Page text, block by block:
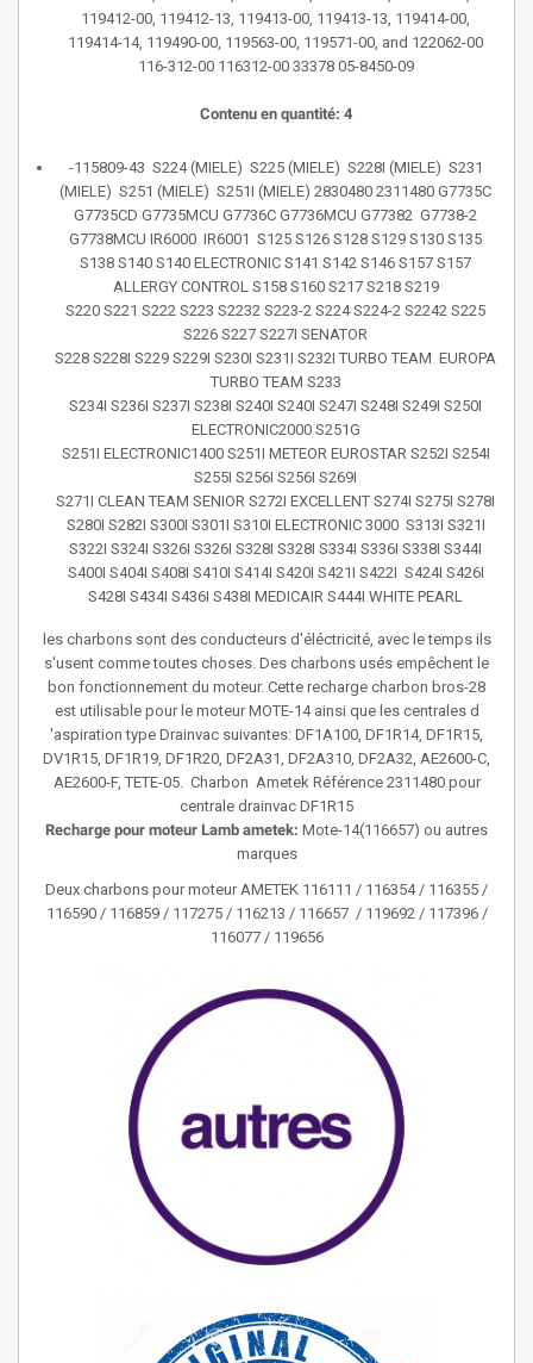
119412-00, 119412-13, 119413-00, 119413-13, 119414-00,
119414-14, 119490-00, 119563-00, 119571-00, and 122062-00
116-312-00 116312-00 33378 05-8450-09
Contenu en quantité: 4
-115809-43 S224 (MIELE) S225 (MIELE) S228I (MIELE) S231
(MIELE) S251 (MIELE) S251I (MIELE) 2830480 2311480 G7735C
G7735CD G7735MCU G7736C G7736MCU G77382 G7738-2
G7738MCU IR6000 IR6001 S125 S126 S128 S129 S130 S135
S138 S140 S140 ELECTRONIC S141 S142 S146 S157 S157
ALLERGY CONTROL S158 S160 S217 S218 S219
S220 S221 S222 S223 S2232 S223-2 S224 S224-2 S2242 S225
S226 S227 S227I SENATOR
S228 S228I S229 S229I S230I S231I S232I TURBO TEAM EUROPA
TURBO TEAM S233
S234I S236I S237I S238I S240I S240I S247I S248I S249I S250I
ELECTRONIC2000 S251G
S251I ELECTRONIC1400 S251I METEOR EUROSTAR S252I S254I
S255I S256I S256I S269I
S271I CLEAN TEAM SENIOR S272I EXCELLENT S274I S275I S278I
S280I S282I S300I S301I S310I ELECTRONIC 3000 S313I S321I
S322I S324I S326I S326I S328I S328I S334I S336I S338I S344I
S400I S404I S408I S410I S414I S420I S421I S422I S424I S426I
S428I S434I S436I S438I MEDICAIR S444I WHITE PEARL
les charbons sont des conducteurs d'éléctricité, avec le temps ils
s'usent comme toutes choses. Des charbons usés empêchent le
bon fonctionnement du moteur. Cette recharge charbon bros-28
est utilisable pour le moteur MOTE-14 ainsi que les centrales d
'aspiration type Drainvac suivantes: DF1A100, DF1R14, DF1R15,
DV1R15, DF1R19, DF1R20, DF2A31, DF2A310, DF2A32, AE2600-C,
AE2600-F, TETE-05. Charbon Ametek Référence 2311480 pour
centrale drainvac DF1R15
Recharge pour moteur Lamb ametek: Mote-14(116657) ou autres
marques
Deux charbons pour moteur AMETEK 116111 / 116354 / 116355 /
116590 / 116859 / 117275 / 116213 / 116657 / 119692 / 117396/
116077 / 119656